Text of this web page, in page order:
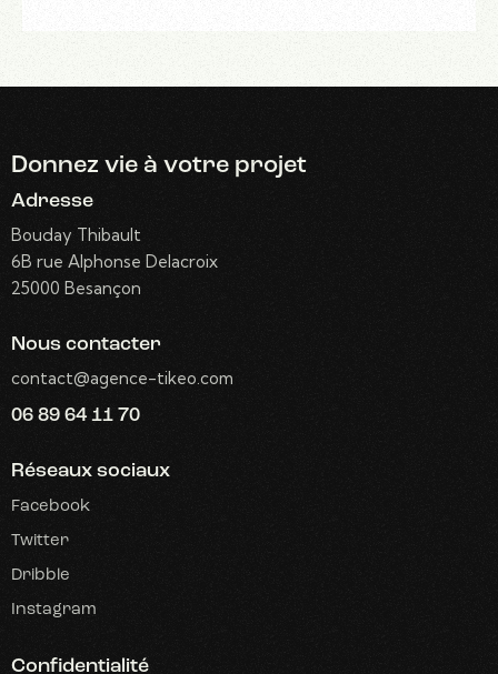
Donnez vie à votre projet
Adresse
Bouday Thibault
6B rue Alphonse Delacroix
25000 Besançon
Nous contacter
contact@agence-tikeo.com
06 89 64 11 70
Réseaux sociaux
Facebook
Twitter
Dribble
Instagram
Confidentialité